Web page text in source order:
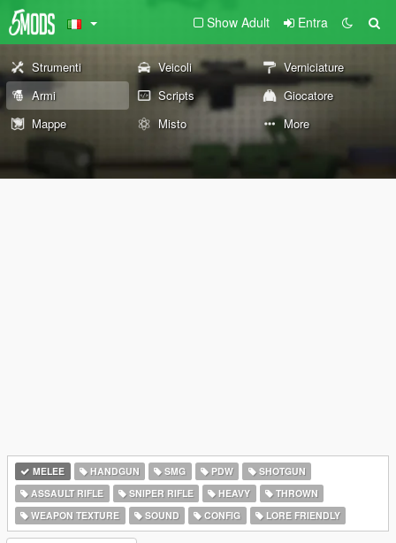
Show Adult Entra
Strumenti Veicoli
Verniciature
Armi
Scripts
Giocatore
Mappe
Misto More
MELEE HANDGUN SMG PDW
SHOTGUN
ASSAULT RIFLE
SNIPER RIFLE HEAVY
THROWN
WEAPON TEXTURE
SOUND CONFIG LORE FRIENDLY